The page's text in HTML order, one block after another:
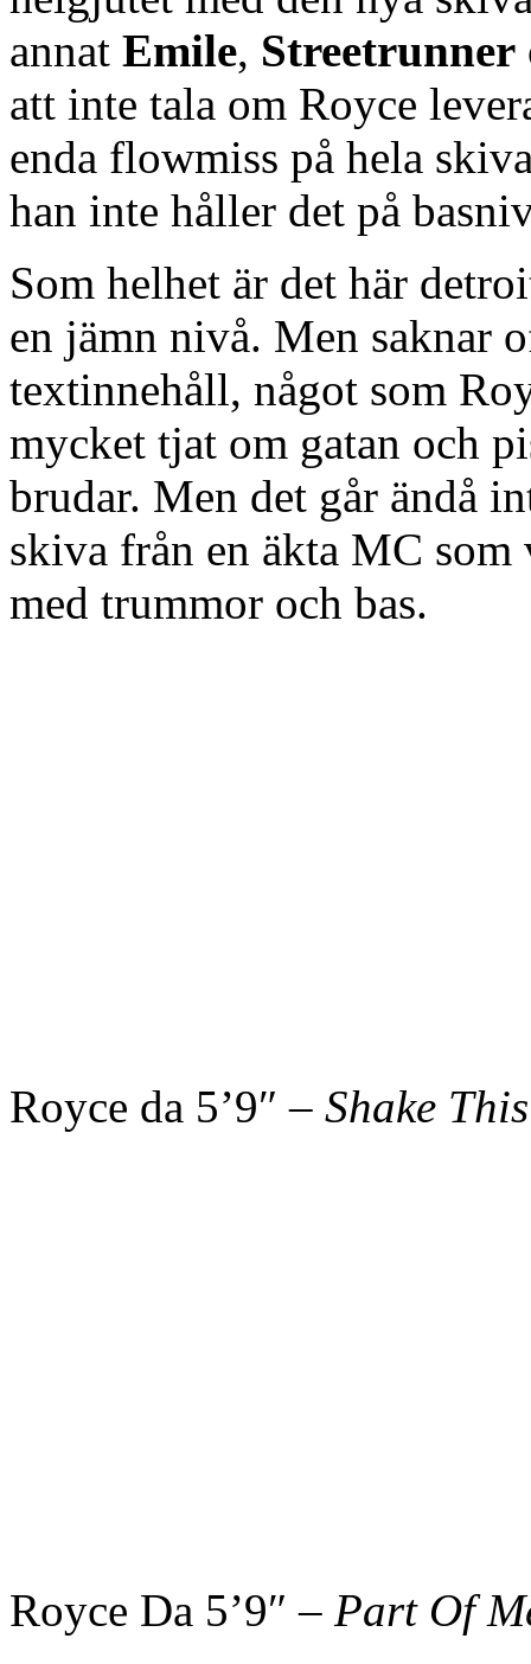
annat Emile, Streetrunner
att inte tala om Royce
enda flowmiss på hela
han inte håller det på
Som helhet är det här
en jämn nivå. Men saknar
textinnehåll, något som
mycket tjat om gatan och
brudar. Men det går ändå
skiva från en äkta MC som
med trummor och bas.
Royce da 5’9″ – Shake This
Royce Da 5’9″ – Part Of